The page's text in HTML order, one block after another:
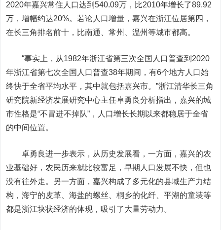
2020年嘉兴常住人口达到540.09万，比2010年增长了89.92
万，增幅约达20%。若论人口增量，嘉兴在浙江位居第四，
在长三角排名前十，比南通、常州、温州等城市都高。
“事实上，从1982年浙江省第三次全国人口普查到2020
年浙江省第七次全国人口普查38年期间，有6个地方人口始
终快于全省平均水平，其中就包括嘉兴市。”浙江清华长三角
研究院新经济发展研究中心主任卓勇良分析指出，嘉兴的城
市性格是“不冒进不掉队”，人口增长长期以来都稳居于全省
的中间位置。
卓勇良进一步表示，从历史发展看，一方面，嘉兴的农
业基础好，农民历来就比较富足，早期人口发展不快，但也
没有往外走。另一方面，嘉兴构成了多元化的县域生产力结
构，海宁的皮革、海盐的螺丝、桐乡的化纤、平湖的童装等
都是浙江块状经济的体现，吸引了大量劳动力。